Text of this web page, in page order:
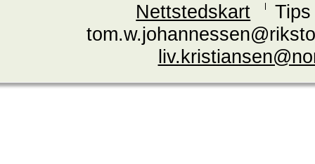
Nettstedskart